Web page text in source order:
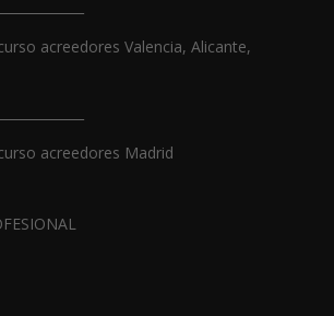
acreedores Valencia, Alicante,
acreedores Madrid